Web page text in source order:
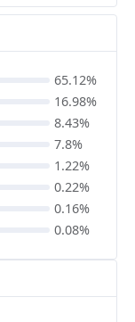
65.12%
16.98%
8.43%
7.8%
1.22%
0.22%
0.16%
0.08%